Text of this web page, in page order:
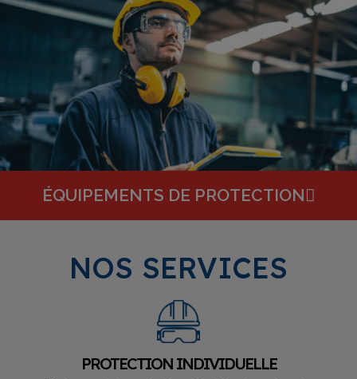
ÉQUIPEMENTS DE PROTECTION
NOS SERVICES
PROTECTION INDIVIDUELLE